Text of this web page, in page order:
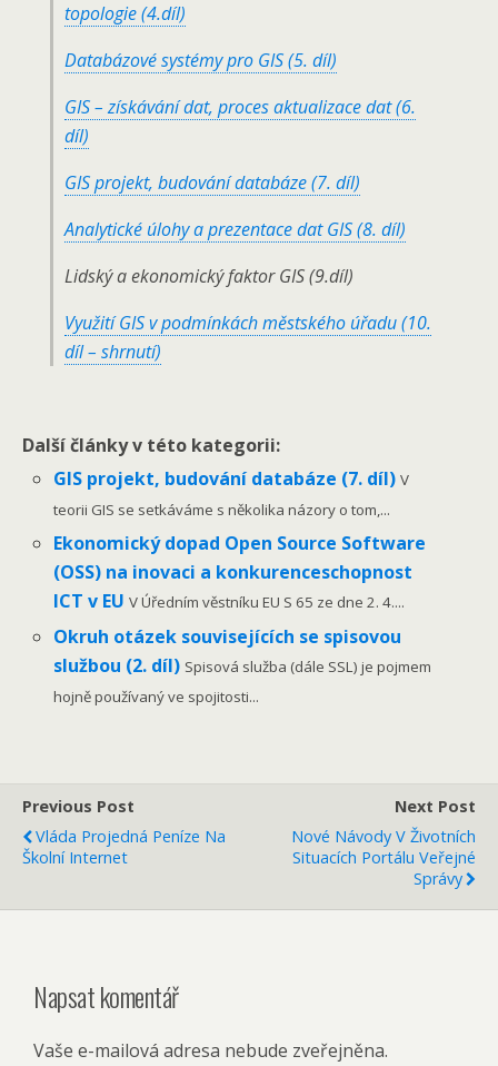
topologie (4.díl)
Databázové systémy pro GIS (5. díl)
GIS – získávání dat, proces aktualizace dat (6.
díl)
GIS projekt, budování databáze (7. díl)
Analytické úlohy a prezentace dat GIS (8. díl)
Lidský a ekonomický faktor GIS (9.díl)
Využití GIS v podmínkách městského úřadu (10.
díl – shrnutí)
Další články v této kategorii:
GIS projekt, budování databáze (7. díl)V
teorii GIS se setkáváme s několika názory o tom,...
Ekonomický dopad Open Source Software
(OSS) na inovaci a konkurenceschopnost
ICT v EUV Úředním věstníku EU S 65 ze dne 2. 4....
Okruh otázek souvisejících se spisovou
službou (2. díl) Spisová služba (dále SSL) je pojmem
hojně používaný ve spojitosti...
Previous Post
Vláda Projedná Peníze Na
Školní Internet
Next Post
Nové Návody V Životních
Situacích Portálu Veřejné
Správy
Napsat komentář
Vaše e-mailová adresa nebude zveřejněna.